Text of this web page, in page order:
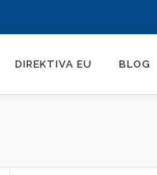
DIREKTIVA EU BLOG